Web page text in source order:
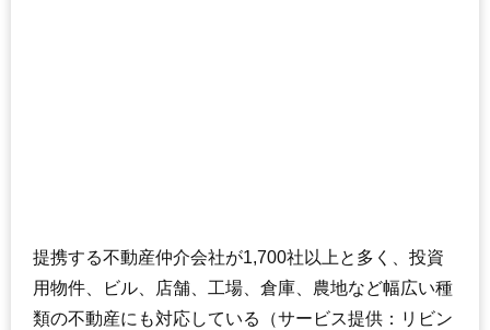
提携する不動産仲介会社が1,700社以上と多く、投資
用物件、ビル、店舗、工場、倉庫、農地など幅広い種
類の不動産にも対応している（サービス提供：リビン